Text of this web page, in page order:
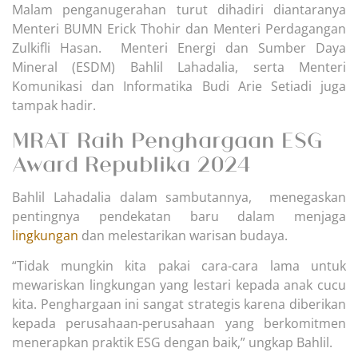
Malam penganugerahan turut dihadiri diantaranya
Menteri BUMN Erick Thohir dan Menteri Perdagangan
Zulkifli Hasan. Menteri Energi dan Sumber Daya
Mineral (ESDM) Bahlil Lahadalia, serta Menteri
Komunikasi dan Informatika Budi Arie Setiadi juga
tampak hadir.
MRAT Raih Penghargaan ESG
Award Republika 2024
Bahlil Lahadalia dalam sambutannya, menegaskan
pentingnya pendekatan baru dalam menjaga
lingkungan dan melestarikan warisan budaya.
“Tidak mungkin kita pakai cara-cara lama untuk
mewariskan lingkungan yang lestari kepada anak cucu
kita. Penghargaan ini sangat strategis karena diberikan
kepada perusahaan-perusahaan yang berkomitmen
menerapkan praktik ESG dengan baik,” ungkap Bahlil.